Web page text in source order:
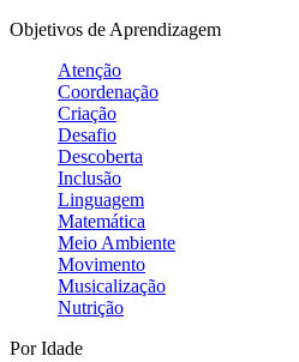
Objetivos de Aprendizagem
Atenção
Coordenação
Criação
Desafio
Descoberta
Inclusão
Linguagem
Matemática
Meio Ambiente
Movimento
Musicalização
Nutrição
Por Idade